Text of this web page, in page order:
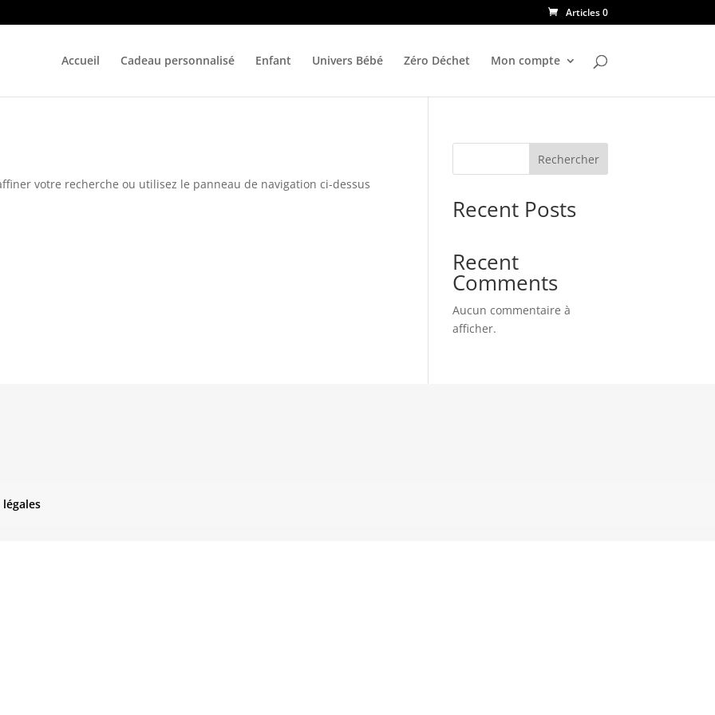
Articles 0
Accueil Cadeau personnalisé Enfant Univers Bébé Zéro Déchet Mon compte
votre recherche ou utilisez le panneau de navigation ci-dessus
Rechercher
Recent Posts
Recent
Comments
Aucun commentaire à
afficher.